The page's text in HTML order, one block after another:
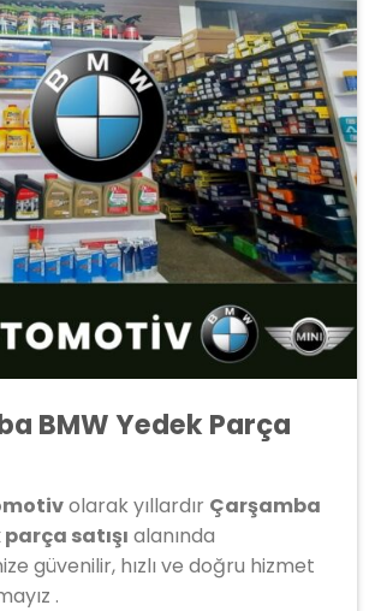
BMW Yedek Parça
olarak yıllardır Çarşamba
satışı alanında
güvenilir, hızlı ve doğru hizmet
.